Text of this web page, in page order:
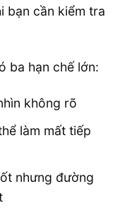
bạn cần kiểm tra
ba hạn chế lớn:
không rõ
làm mất tiếp
nhưng đường